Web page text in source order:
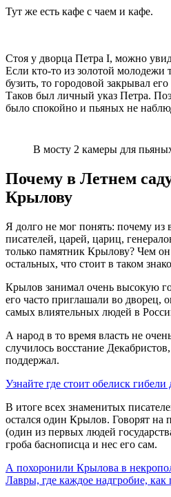
Тут же есть кафе с чаем и кафе.
Стоя у дворца Петра I, можно
Если кто-то из золотой молодежи
бузить, то городовой закрывал
Таков был личный указ Петра.
было спокойно и пьяных не
В мосту 2 камеры для
Почему в Летнем
Крылову
Я долго не мог понять: почему из
писателей, царей, цариц,
только памятник Крылову? Чем
остальных, что стоит в таком
Крылов занимал очень высокую
его часто приглашали во дворец,
самых влиятельных людей в
А народ в то время власть не
случилось восстание
поддержал.
Узнайте где стоит обелиск гибели
В итоге всех знаменитых
остался один Крылов. Говорят на
(один из первых людей
гроба баснописца и нес его сам.
А похоронили Крылова в
Лавры, где каждое надгробие, как